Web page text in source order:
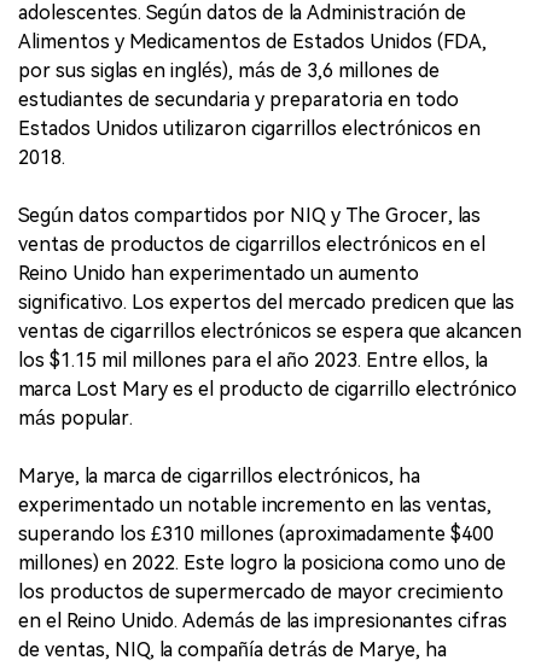
adolescentes. Según datos de la Administración de
Alimentos y Medicamentos de Estados Unidos (FDA,
por sus siglas en inglés), más de 3,6 millones de
estudiantes de secundaria y preparatoria en todo
Estados Unidos utilizaron cigarrillos electrónicos en
2018.
Según datos compartidos por NIQ y The Grocer, las
ventas de productos de cigarrillos electrónicos en el
Reino Unido han experimentado un aumento
significativo. Los expertos del mercado predicen que las
ventas de cigarrillos electrónicos se espera que alcancen
los $1.15 mil millones para el año 2023. Entre ellos, la
marca Lost Mary es el producto de cigarrillo electrónico
más popular.
Marye, la marca de cigarrillos electrónicos, ha
experimentado un notable incremento en las ventas,
superando los £310 millones (aproximadamente $400
millones) en 2022. Este logro la posiciona como uno de
los productos de supermercado de mayor crecimiento
en el Reino Unido. Además de las impresionantes cifras
de ventas, NIQ, la compañía detrás de Marye, ha